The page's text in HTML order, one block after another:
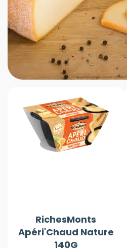
RichesMonts
Apéri'Chaud Nature
140G